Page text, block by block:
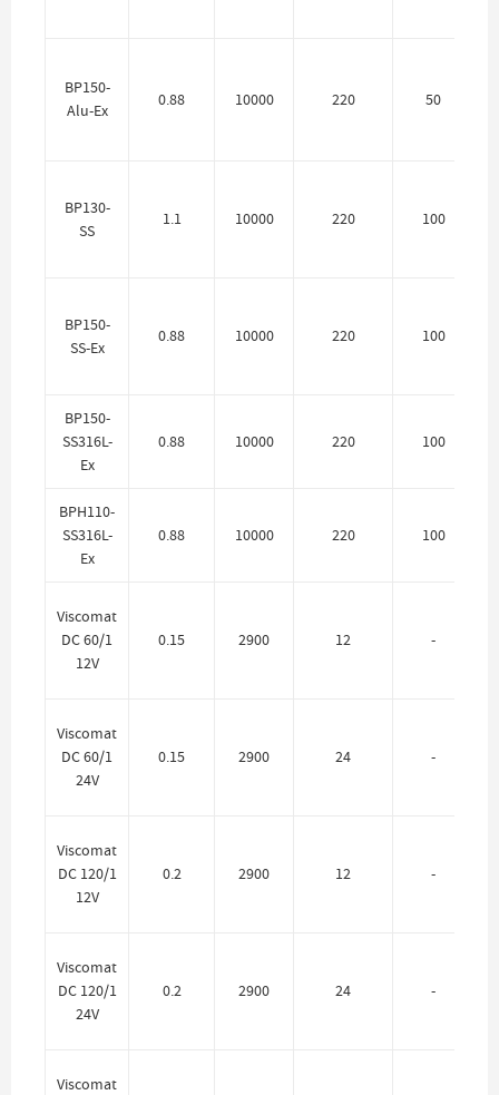
BP150-
Alu-Ex
0.88 10000 220 50
BP130-
SS
1.1 10000 220 100
BP150-
SS-Ex
0.88 10000 220 100
BP150-
SS316L-
Ex
0.88 10000 220 100
BPH110-
SS316L-
Ex
0.88 10000 220 100
Viscomat
DC 60/1
12V
0.15 2900 12 -
Viscomat
DC 60/1
24V
0.15 2900 24 -
Viscomat
DC 120/1
12V
0.2 2900 12 -
Viscomat
DC 120/1
24V
0.2 2900 24 -
Viscomat